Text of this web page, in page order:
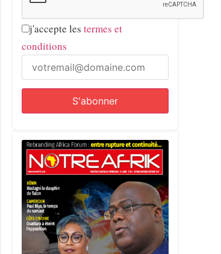
j'accepte les termes et
conditions